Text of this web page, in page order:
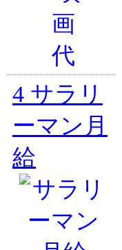
4 サラリ
ーマン月
給